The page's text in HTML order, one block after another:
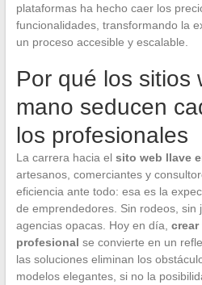
plataformas ha hecho caer los
funcionalidades, transformando la
un proceso accesible y escalable.
Por qué los sitios
mano seducen
los profesionales
La carrera hacia el sito web llave
artesanos, comerciantes y
eficiencia ante todo: esa es la
de emprendedores. Sin rodeos, sin
agencias opacas. Hoy en día,
profesional se convierte en un
las soluciones eliminan los
modelos elegantes, si no la